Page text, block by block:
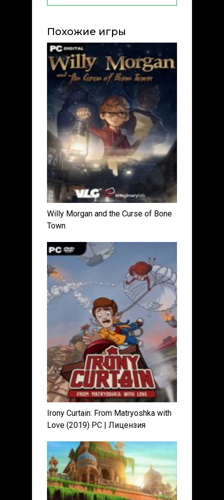
Похожие игры
Willy Morgan and the Curse of Bone
Town
Irony Curtain: From Matryoshka with
Love (2019) PC | Лицензия